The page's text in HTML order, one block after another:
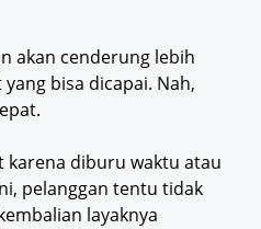
akan cenderung lebih
bisa dicapai. Nah,
karena diburu waktu atau
pelanggan tentu tidak
layaknya